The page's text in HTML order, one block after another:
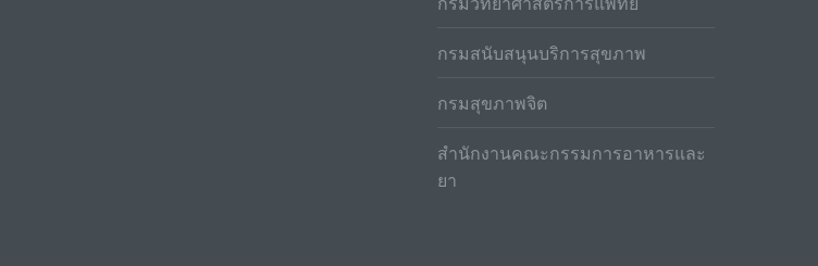
กรมสนับสนุนบริการสุขภาพ
กรมสุขภาพจิต
สำนักงานคณะกรรมการอาหารและ
ยา